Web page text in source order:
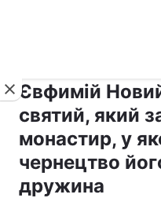
Євфимій
святий, який
монастир, у
чернецтво
дружина